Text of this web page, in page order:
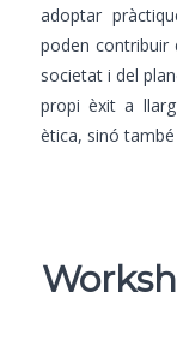
adoptar
poden contribuir
societat i del
propi èxit a
ètica, sinó també